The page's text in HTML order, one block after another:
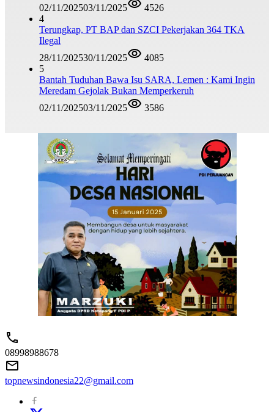
02/11/202503/11/2025
4526
4
Terungkap, PT BAP dan SZCI Pekerjakan 364 TKA
Ilegal
28/11/202530/11/2025
4085
5
Bantah Tuduhan Bawa Isu SARA, Lemen : Kami Ingin
Meredam Gejolak Bukan Memperkeruh
02/11/202503/11/2025 3586
08998988678
topnewsindonesia22@gmail.com